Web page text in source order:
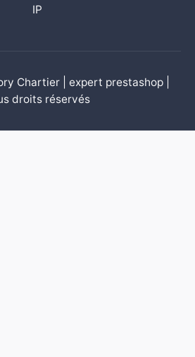
IP
Chartier | expert prestashop |
droits réservés